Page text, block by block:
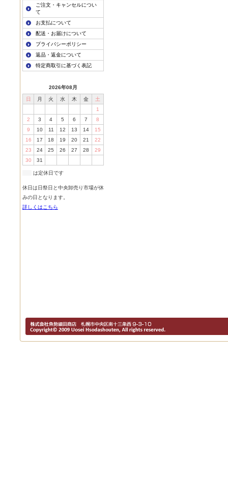
ご注文・キャンセルについ
て
お支払について
配送・お届けについて
プライバシーポリシー
返品・返金について
特定商取引に基づく表記
2026年08月
日 月 火 水 木 金
土
1
2
3 4 5 6 7
8
9
10 11 12 13 14
15
16
17 18 19 20 21
22
23
24 25 26 27 28
29
30
31
は定休日です
休日は日祭日と中央卸売り市場が休
みの日となります。
詳しくはこちら